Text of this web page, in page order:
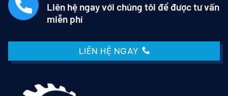
Liên hệ ngay với chúng tôi để được tư vấn
miễn phí
LIÊN HỆ NGAY